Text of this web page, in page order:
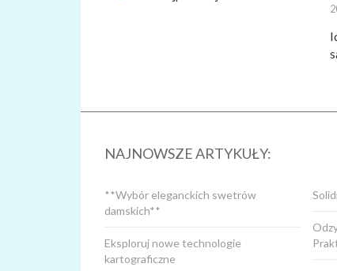
NAJNOWSZE ARTYKUŁY:
**Wybór eleganckich swetrów
damskich**
Eksploruj nowe technologie
kartograficzne